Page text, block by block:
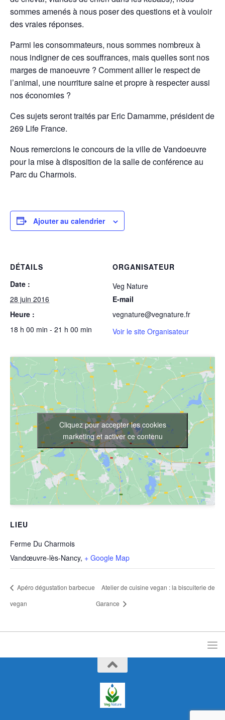
sommes amenés à nous poser des questions et à vouloir
des vraies réponses.
Parmi les consommateurs, nous sommes nombreux à
nous indigner de ces souffrances, mais quelles sont nos
marges de manoeuvre ? Comment allier le respect de
l’animal, une nourriture saine et propre à respecter aussi
nos économies ?
Ces sujets seront traités par Eric Damamme, président de
269 Life France.
Nous remercions le concours de la ville de Vandoeuvre
pour la mise à disposition de la salle de conférence au
Parc du Charmois.
Ajouter au calendrier
DÉTAILS
Date :
28 juin 2016
Heure :
18 h 00 min - 21 h 00 min
ORGANISATEUR
Veg Nature
E-mail
vegnature@vegnature.fr
Voir le site Organisateur
LIEU
Ferme Du Charmois
Vandœuvre-lès-Nancy, + Google Map
Cliquez pour accepter les cookies
marketing et activer ce contenu
Apéro dégustation barbecue
vegan
Atelier de cuisine vegan : la biscuiterie de
Garance